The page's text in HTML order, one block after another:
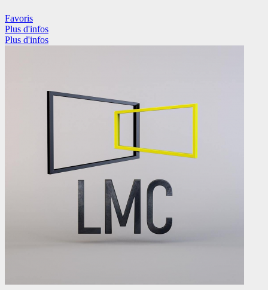
Favoris
Plus d'infos
Plus d'infos